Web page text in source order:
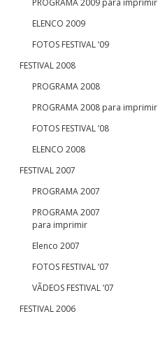
PROGRAMA 2009 para imprimir
ELENCO 2009
FOTOS FESTIVAL ’09
FESTIVAL 2008
PROGRAMA 2008
PROGRAMA 2008 para imprimir
FOTOS FESTIVAL ’08
ELENCO 2008
FESTIVAL 2007
PROGRAMA 2007
PROGRAMA 2007
para imprimir
Elenco 2007
FOTOS FESTIVAL ’07
VÃDEOS FESTIVAL ’07
FESTIVAL 2006